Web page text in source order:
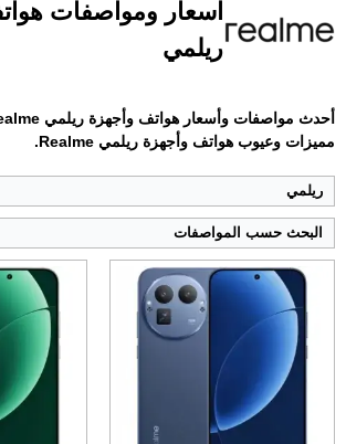
اسعار ومواصفات
ريلمي
مميزات وعيوب هواتف وأجهزة ريلمي Realme.
ريلمي
البحث حسب المواصفات
الذاكرة:256 أو 512 جيجابايت أو 1 تيرابايت
البطارية والشحن السريع:7000 مللي أمبير - 120 واط
عرض الموصفات ←
الذاكرة:256 أو 512 جيجابايت أو 1 تيرابايت
البطارية
عرض
الشاشة:
الذاكرة:
الرام:
الكاميرا:50 + 0.8 ميجابكسل
Mediatek Dimensity 6300
البطارية والشحن السريع:
7000 مللي أمبير - 60 واط
الشاشة:
الذاكرة:
الرام:
الكاميرا: 50 + 2 ميجابكسل
Mediatek Dimensity 7300 Energy
البطارية